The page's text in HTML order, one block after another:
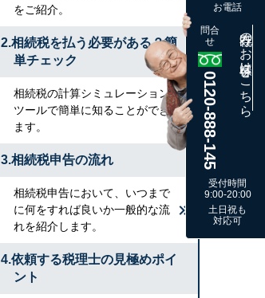
をご紹介。
2.相続税を払う必要がある？簡
単チェック
相続税の計算シミュレーション
ツールで簡単に知ることができ
ます。
3.相続税申告の流れ
相続税申告において、いつまで
に何をすれば良いか一般的な流
れを紹介します。
4.依頼する税理士の見極めポイ
ント
お電話
問合
せ
0120-888-145
既存のお客様はこちら
受付時間
9:00-20:00
土日祝も
対応可